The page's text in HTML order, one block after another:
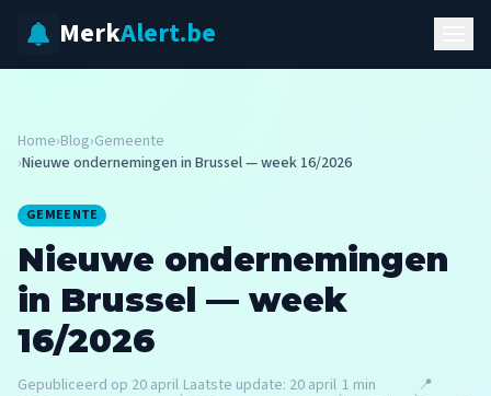
MerkAlert.be
Home›Blog›Gemeente
›Nieuwe ondernemingen in Brussel — week 16/2026
GEMEENTE
Nieuwe ondernemingen
in Brussel — week
16/2026
Gepubliceerd op 20 april Laatste update: 20 april 1 min
📍